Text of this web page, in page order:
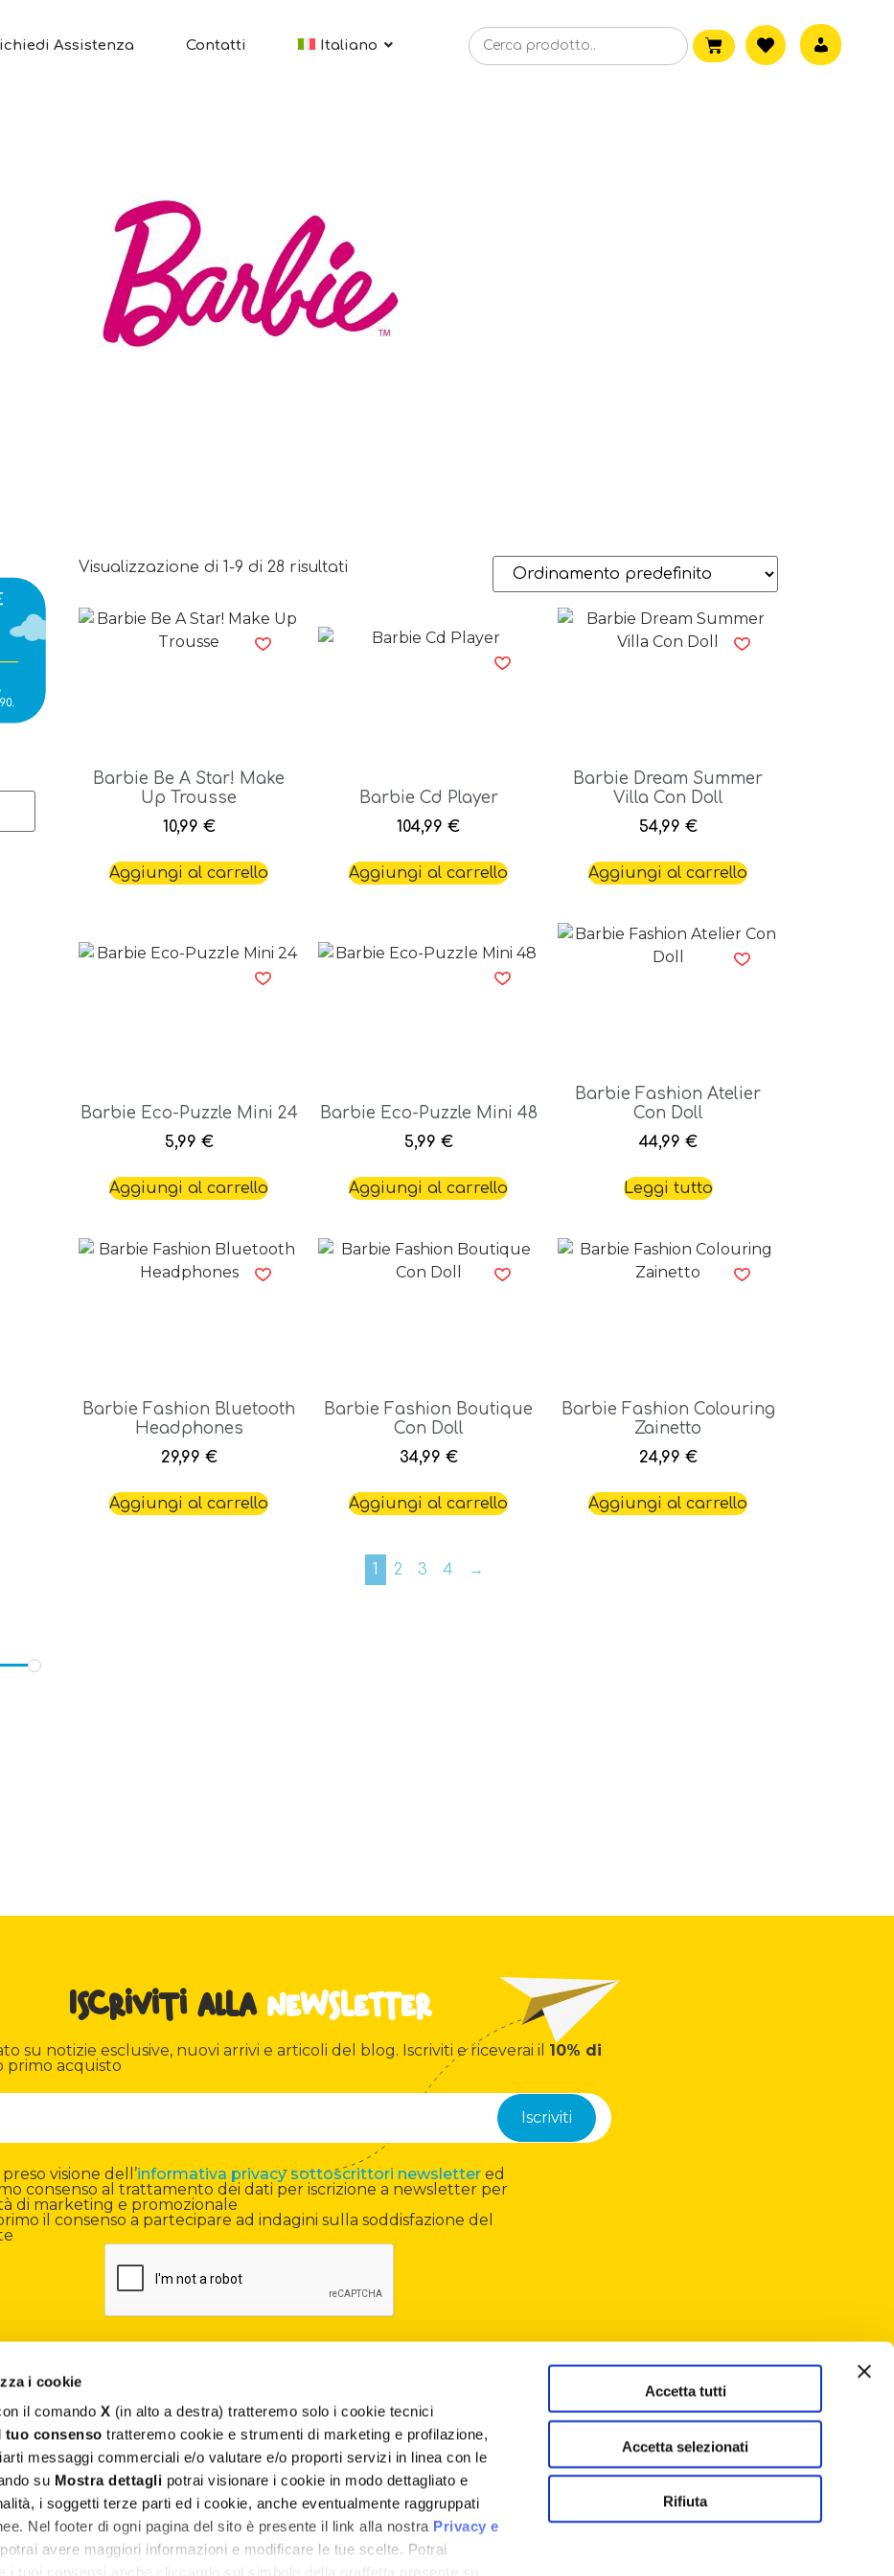
i cookie
il comando X (in alto a destra) tratteremo solo i cookie tecnici
tuo consenso tratteremo cookie e strumenti di marketing e profilazione,
messaggi commerciali e/o valutare e/o proporti servizi in linea con le
su Mostra dettagli potrai visionare i cookie in modo dettagliato e
i soggetti terze parti ed i cookie, anche eventualmente raggruppati
Nel footer di ogni pagina del sito è presente il link alla nostra Privacy e
avere maggiori informazioni e modificare le tue scelte. Potrai
i tuoi consensi anche cliccando sul simbolo della graffetta presente su
Accetta tutti
Accetta selezionati
Rifiuta
Assistenza Contatti Italiano
Visualizzazione di 1-9 di 28 risultati
Barbie Be A Star! Make
Up Trousse
10,99 €
Aggiungi al carrello
Barbie Cd Player
104,99€
Aggiungi al carrello
Barbie Dream Summer
Villa Con Doll
54,99 €
Aggiungi al carrello
Barbie Eco-Puzzle Mini 24
5,99 €
Aggiungi al carrello
Barbie Eco-Puzzle Mini 48
5,99 €
Aggiungi al carrello
Barbie Fashion Atelier
Con Doll
44,99 €
Leggi tutto
Barbie Fashion Bluetooth
Headphones
29,99 €
Aggiungi al carrello
Barbie Fashion Boutique
Con Doll
34,99 €
Aggiungi al carrello
Barbie Fashion Colouring
Zainetto
24,99 €
Aggiungi al carrello
1 2 3 4 →
Iscriviti alla newsletter
su notizie esclusive, nuovi arrivi e articoli del blog. Iscriviti e riceverai il 10% di
primo acquisto
visione dell’informativa privacy sottoscrittori newsletter ed
consenso al trattamento dei dati per iscrizione a newsletter per
di marketing e promozionale
il consenso a partecipare ad indagini sulla soddisfazione del
Contatti
Assistenza
Termini e Condizioni
Privacy e Cookie Policy